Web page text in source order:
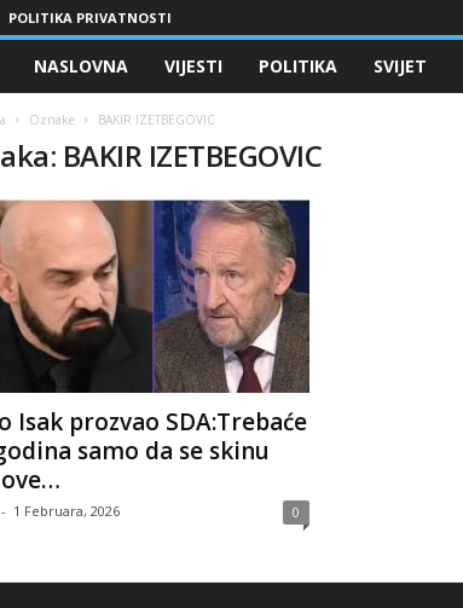
POLITIKA PRIVATNOSTI
r
a
i
o
B
NASLOVNA VIJESTI POLITIKA SVIJET
Oznake BAKIR IZETBEGOVIC
BAKIR IZETBEGOVIC
Isak prozvao SDA:Trebaće
samo da se skinu
- 1 Februara, 2026 0